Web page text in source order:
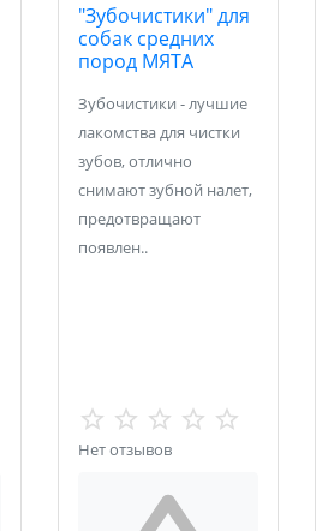
"Зубочистики" для
собак средних
пород МЯТА
Зубочистики - лучшие
лакомства для чистки
зубов, отлично
снимают зубной налет,
предотвращают
появлен..
Нет отзывов